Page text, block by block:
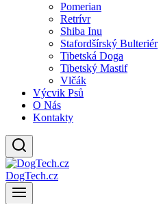
Pomerian
Retrívr
Shiba Inu
Stafordšírský Bulteriér
Tibetská Doga
Tibetský Mastif
Vlčák
Výcvik Psů
O Nás
Kontakty
DogTech.cz